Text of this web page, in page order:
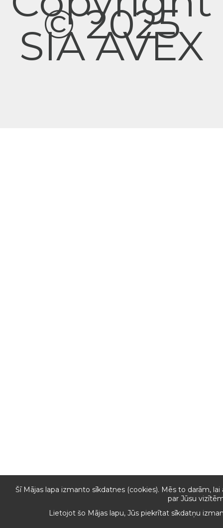
© 2025
SIA AVEX
Šī Mājas lapa izmanto sīkdatnes (cookies). Mēs to darām,
par Jūsu
Lietojot šo Mājas lapu, Jūs piekrītat sīkdatņu